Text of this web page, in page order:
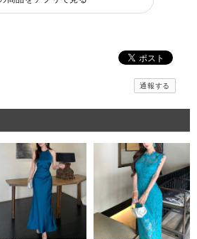
通報する